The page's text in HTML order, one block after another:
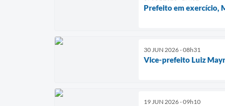
Prefeito em exercício,
30 JUN 2026 - 08h31
Vice-prefeito Luiz
19 JUN 2026 - 09h10